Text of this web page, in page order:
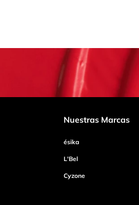
Nuestras Marcas
ésika
L'Bel
Cyzone